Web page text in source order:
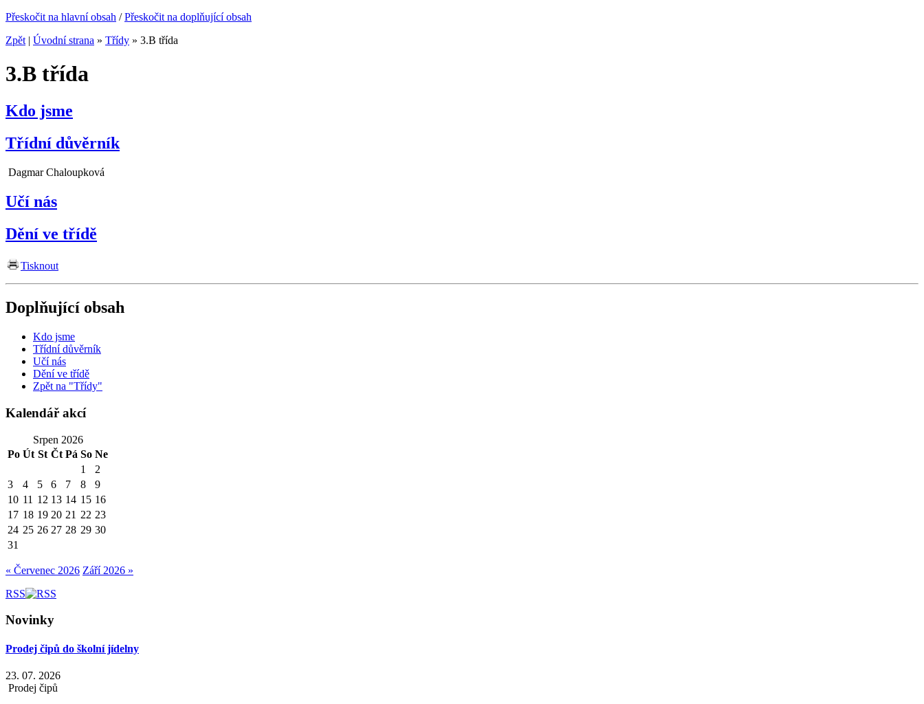
Přeskočit na hlavní obsah /Přeskočit na doplňující obsah
Zpět | Úvodní strana » Třídy » 3.B třída
3.B třída
Kdo jsme
Třídní důvěrník
Dagmar Chaloupková
Učí nás
Dění ve třídě
Tisknout
Doplňující obsah
Kdo jsme
Třídní důvěrník
Učí nás
Dění ve třídě
Zpět na "Třídy"
Kalendář akcí
Srpen 2026
Po Út St Čt Pá So Ne
1
2
3
4 5 6 7 8
9
10 11 12 13 14 15 16
17 18 19 20 21 22 23
24 25 26 27 28 29 30
31
« Červenec 2026 Září 2026 »
RSS
Novinky
Prodej čipů do školní jídelny
23. 07. 2026
Prodej čipů